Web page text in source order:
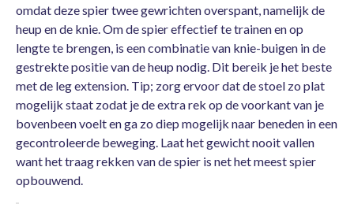
omdat deze spier twee gewrichten overspant, namelijk de
heup en de knie. Om de spier effectief te trainen en op
lengte te brengen, is een combinatie van knie-buigen in de
gestrekte positie van de heup nodig. Dit bereik je het beste
met de leg extension. Tip; zorg ervoor dat de stoel zo plat
mogelijk staat zodat je de extra rek op de voorkant van je
bovenbeen voelt en ga zo diep mogelijk naar beneden in een
gecontroleerde beweging. Laat het gewicht nooit vallen
want het traag rekken van de spier is net het meest spier
opbouwend.